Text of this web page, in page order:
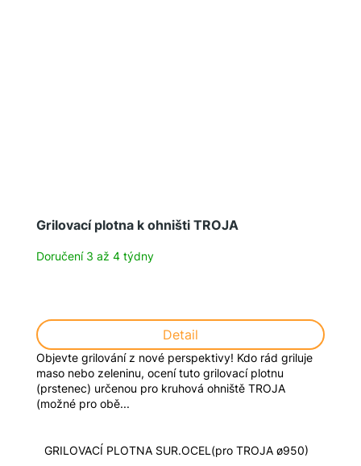
Grilovací plotna k ohništi TROJA
Doručení 3 až 4 týdny
Detail
Objevte grilování z nové perspektivy! Kdo rád griluje
maso nebo zeleninu, ocení tuto grilovací plotnu
(prstenec) určenou pro kruhová ohniště TROJA
(možné pro obě...
GRILOVACÍ PLOTNA SUR.OCEL(pro TROJA ø950)